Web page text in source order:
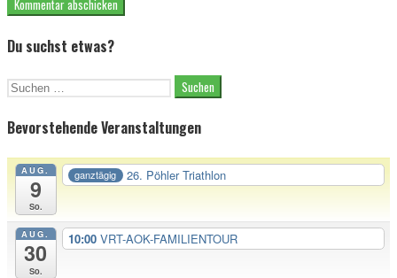
Du suchst etwas?
Suche
Bevorstehende Veranstaltungen
AUG.
9
So.
ganztägig 26. Pöhler Triathlon
AUG.
30
So.
10:00 VRT-AOK-FAMILIENTOUR